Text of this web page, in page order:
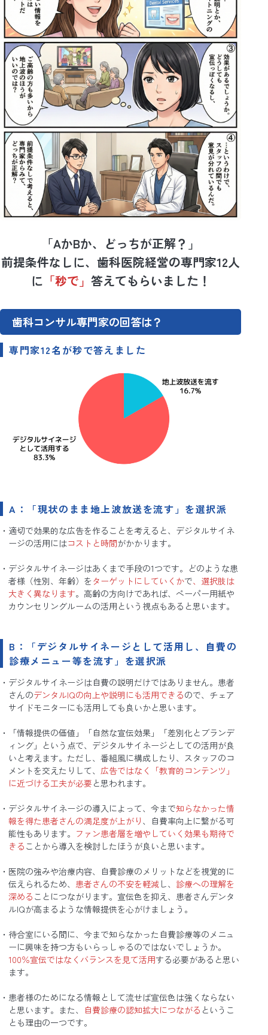
「AかBか、どっちが正解？」
前提条件なしに、歯科医院経営の専門家12人
に 「秒で」 答えてもらいました！
歯科コンサル専門家の回答は？
専門家12名が秒で答えました
A：「現状のまま地上波放送を流す」を選択派
適切で効果的な広告を作ることを考えると、デジタルサイネ
ージの活用にはコストと時間がかかります。
デジタルサイネージはあくまで手段の1つです。どのような患
者様（性別、年齢）をターゲットにしていくかで、選択肢は
大きく異なります。高齢の方向けであれば、ペーパー用紙や
カウンセリングルームの活用という視点もあると思います。
B：「デジタルサイネージとして活用し、自費の
診療メニュー等を流す」を選択派
デジタルサイネージは自費の説明だけではありません。患者
さんのデンタルIQの向上や説明にも活用できるので、チェア
サイドモニターにも活用しても良いかと思います。
「情報提供の価値」「自然な宣伝効果」「差別化とブランデ
ィング」という点で、デジタルサイネージとしての活用が良
いと考えます。ただし、番組風に構成したり、スタッフのコ
メントを交えたりして、 広告ではなく「教育的コンテンツ」
に近づける工夫が必要 と思われます。
デジタルサイネージの導入によって、今まで知らなかった情
報を得た患者さんの満足度が上がり 、自費率向上に繋がる可
能性もあります。 ファン患者層を増やしていく効果も期待で
きる ことから導入を検討したほうが良いと思います。
医院の強みや治療内容、自費診療のメリットなどを視覚的に
伝えられるため、 患者さんの不安を軽減 し、 診療への理解を
深める ことにつながります。宣伝色を抑え、患者さんデンタ
ルIQが高まるような情報提供を心がけましょう。
待合室にいる間に、今まで知らなかった自費診療等のメニュ
ーに興味を持つ方もいらっしゃるのではないでしょうか。
100％宣伝ではなくバランスを見て活用する必要があると思い
ます。
患者様のためになる情報として流せば宣伝色は強くならない
と思います。また、
自費診療の認知拡大につながる というこ
とも理由の一つです。